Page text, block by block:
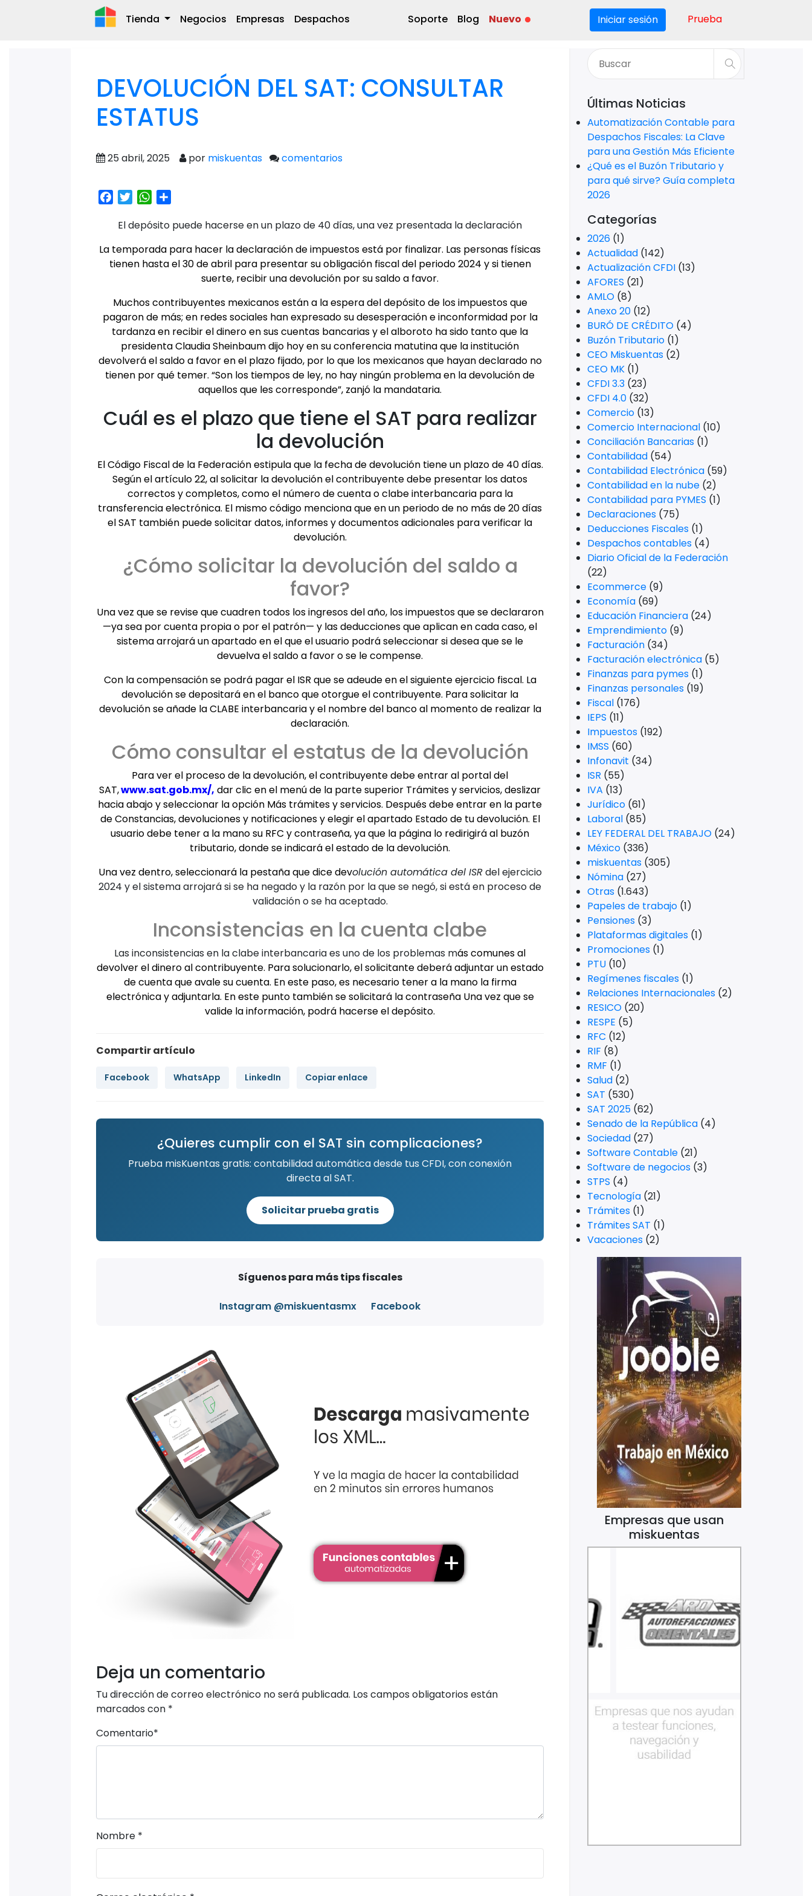
Tienda Negocios Empresas Despachos Soporte Blog Nuevo Iniciar sesión Prueba
DEVOLUCIÓN DEL SAT: CONSULTAR
ESTATUS
25 abril, 2025 por miskuentas comentarios
Facebook
TwitterWhatsApp
El depósito puede hacerse en un plazo de 40 días, una vez presentada la declaración
La temporada para hacer la declaración de impuestos está por finalizar. Las personas físicas
tienen hasta el 30 de abril para presentar su obligación fiscal del periodo 2024 y si tienen
suerte, recibir una devolución por su saldo a favor.
Muchos contribuyentes mexicanos están a la espera del depósito de los impuestos que
pagaron de más; en redes sociales han expresado su desesperación e inconformidad por la
tardanza en recibir el dinero en sus cuentas bancarias y el alboroto ha sido tanto que la
presidenta Claudia Sheinbaum dijo hoy en su conferencia matutina que la institución
devolverá el saldo a favor en el plazo fijado, por lo que los mexicanos que hayan declarado no
tienen por qué temer. “Son los tiempos de ley, no hay ningún problema en la devolución de
aquellos que les corresponde”, zanjó la mandataria.
Cuál es el plazo que tiene el SAT para realizar
la devolución
El Código Fiscal de la Federación estipula que la fecha de devolución tiene un plazo de 40 días.
Según el artículo 22, al solicitar la devolución el contribuyente debe presentar los datos
correctos y completos, como el número de cuenta o clabe interbancaria para la
transferencia electrónica. El mismo código menciona que en un periodo de no más de 20 días
el SAT también puede solicitar datos, informes y documentos adicionales para verificar la
devolución.
¿Cómo solicitar la devolución del saldo a
favor?
Una vez que se revise que cuadren todos los ingresos del año, los impuestos que se declararon
—ya sea por cuenta propia o por el patrón— y las deducciones que aplican en cada caso, el
sistema arrojará un apartado en el que el usuario podrá seleccionar si desea que se le
devuelva el saldo a favor o se le compense.
Con la compensación se podrá pagar el ISR que se adeude en el siguiente ejercicio fiscal. La
devolución se depositará en el banco que otorgue el contribuyente. Para solicitar la
devolución se añade la CLABE interbancaria y el nombre del banco al momento de realizar la
declaración.
Cómo consultar el estatus de la devolución
Para ver el proceso de la devolución, el contribuyente debe entrar al portal del
SAT,www.sat.gob.mx/, dar clic en el menú de la parte superior Trámites y servicios, deslizar
hacia abajo y seleccionar la opción Más trámites y servicios. Después debe entrar en la parte
de Constancias, devoluciones y notificaciones y elegir el apartado Estado de tu devolución. El
usuario debe tener a la mano su RFC y contraseña, ya que la página lo redirigirá al buzón
tributario, donde se indicará el estado de la devolución.
Una vez dentro, seleccionará la pestaña que dice devolución automática del ISRdel ejercicio
2024 y el sistema arrojará si se ha negado y la razón por la que se negó, si está en proceso de
validación o se ha aceptado.
Inconsistencias en la cuenta clabe
Las inconsistencias en la clabe interbancaria es uno de los problemas más comunes al
devolver el dinero al contribuyente. Para solucionarlo, el solicitante deberá adjuntar un estado
de cuenta que avale su cuenta. En este paso, es necesario tener a la mano la firma
electrónica y adjuntarla. En este punto también se solicitará la contraseña Una vez que se
valide la información, podrá hacerse el depósito.
Compartir artículo
Facebook WhatsApp LinkedIn Copiar enlace
¿Quieres cumplir con el SAT sin complicaciones?
Prueba misKuentas gratis: contabilidad automática desde tus CFDI, con conexión
directa al SAT.
Solicitar prueba gratis
Síguenos para más tips fiscales
Instagram @miskuentasmx Facebook
Deja un comentario
Tu dirección de correo electrónico no será publicada. Los campos obligatorios están
marcados con *
Comentario*
Nombre *
Últimas Noticias
Automatización Contable para
Despachos Fiscales: La Clave
para una Gestión Más Eficiente
¿Qué es el Buzón Tributario y
para qué sirve? Guía completa
2026
Categorías
2026 (1)
Actualidad (142)
Actualización CFDI (13)
AFORES (21)
AMLO (8)
Anexo 20 (12)
BURÓ DE CRÉDITO (4)
Buzón Tributario (1)
CEO Miskuentas (2)
CEO MK (1)
CFDI 3.3 (23)
CFDI 4.0 (32)
Comercio (13)
Comercio Internacional (10)
Conciliación Bancarias (1)
Contabilidad (54)
Contabilidad Electrónica (59)
Contabilidad en la nube (2)
Contabilidad para PYMES (1)
Declaraciones (75)
Deducciones Fiscales (1)
Despachos contables (4)
Diario Oficial de la Federación
(22)
Ecommerce (9)
Economía (69)
Educación Financiera (24)
Emprendimiento (9)
Facturación (34)
Facturación electrónica (5)
Finanzas para pymes (1)
Finanzas personales (19)
Fiscal (176)
IEPS (11)
Impuestos (192)
IMSS (60)
Infonavit (34)
ISR (55)
IVA (13)
Jurídico (61)
Laboral (85)
LEY FEDERAL DEL TRABAJO (24)
México (336)
miskuentas (305)
Nómina (27)
Otras (1.643)
Papeles de trabajo (1)
Pensiones (3)
Plataformas digitales (1)
Promociones (1)
PTU (10)
Regímenes fiscales (1)
Relaciones Internacionales (2)
RESICO (20)
RESPE (5)
RFC (12)
RIF (8)
RMF (1)
Salud (2)
SAT (530)
SAT 2025 (62)
Senado de la República (4)
Sociedad (27)
Software Contable (21)
Software de negocios (3)
STPS (4)
Tecnología (21)
Trámites (1)
Trámites SAT (1)
Vacaciones (2)
Empresas que usan
miskuentas